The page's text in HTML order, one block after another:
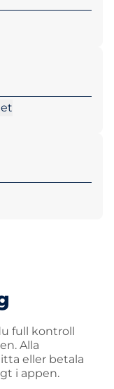
full kontroll
Alla
eller betala
i appen.